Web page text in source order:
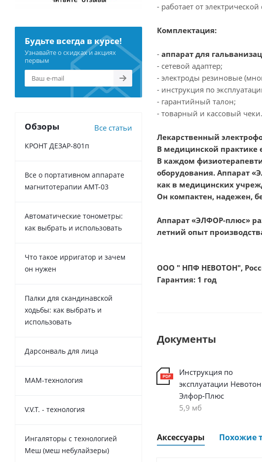
- работает от
Комплектация:
- аппарат для
- сетевой адаптер;
- электроды резиновые
- инструкция по
- гарантийный талон;
- товарный и кассовый чеки.
Лекарственный
В медицинской практике
В каждом
оборудования. Аппарат
как в медицинских
Он компактен, надежен,
Аппарат «ЭЛФОР-плюс»
летний опыт
ООО " НПФ НЕВОТОН",
Гарантия: 1 год
Документы
Инструкция по
эксплуатации Невотон
Элфор-Плюс
5,9 мб
Аксессуары Похожие
Будьте всегда в курсе!
Узнавайте о скидках и акциях
первым
Обзоры Все статьи
КРОНТ ДЕЗАР-801п
Все о портативном аппарате
магнитотерапии АМТ-03
Автоматические тонометры:
как выбрать и использовать
Что такое ирригатор и зачем
он нужен
Палки для скандинавской
ходьбы: как выбрать и
использовать
Дарсонваль для лица
MAM-технология
V.V.T. - технология
Ингаляторы с технологией
Меш (меш небулайзеры)